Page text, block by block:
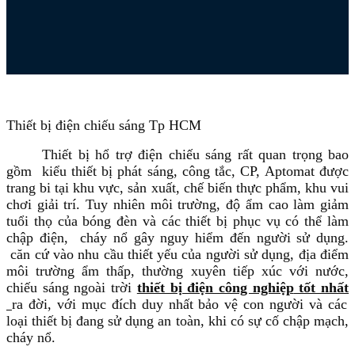
Thiết bị điện chiếu sáng Tp HCM
Thiết bị hổ trợ điện chiếu sáng rất quan trọng bao
gồm kiểu thiết bị phát sáng, công tắc, CP, Aptomat được
trang bi tại khu vực, sản xuất, chế biến thực phẩm, khu vui
chơi giải trí. Tuy nhiên môi trường, độ ẩm cao làm giảm
tuổi thọ của bóng đèn và các thiết bị phục vụ có thể làm
chập điện, cháy nổ gây nguy hiểm đến người sử dụng.
căn cứ vào nhu cầu thiết yếu của người sử dụng, địa điểm
môi trường ẩm thấp, thường xuyên tiếp xúc với nước,
chiếu sáng ngoài trời thiết bị điện công nghiệptốt nhất
ra đời, với mục đích duy nhất bảo vệ con người và các
loại thiết bị đang sử dụng an toàn, khi có sự cố chập mạch,
cháy nổ.